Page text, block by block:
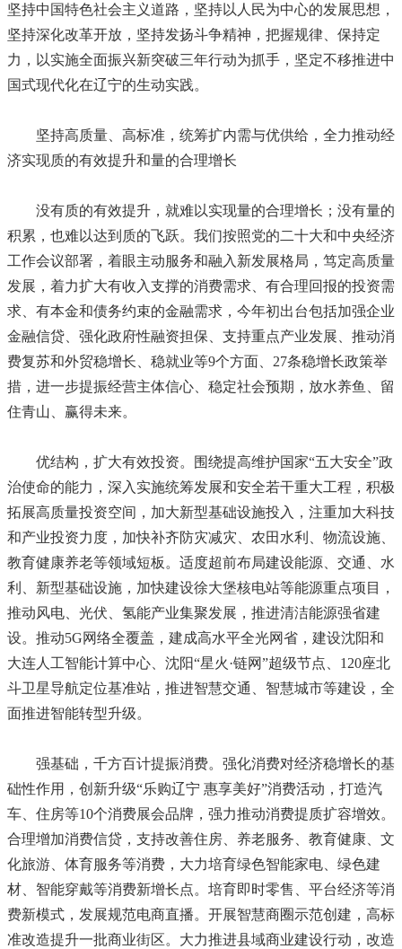
坚持中国特色社会主义道路，坚持以人民为中心的发展思想，
坚持深化改革开放，坚持发扬斗争精神，把握规律、保持定
力，以实施全面振兴新突破三年行动为抓手，坚定不移推进中
国式现代化在辽宁的生动实践。
坚持高质量、高标准，统筹扩内需与优供给，全力推动经
济实现质的有效提升和量的合理增长
没有质的有效提升，就难以实现量的合理增长；没有量的
积累，也难以达到质的飞跃。我们按照党的二十大和中央经济
工作会议部署，着眼主动服务和融入新发展格局，笃定高质量
发展，着力扩大有收入支撑的消费需求、有合理回报的投资需
求、有本金和债务约束的金融需求，今年初出台包括加强企业
金融信贷、强化政府性融资担保、支持重点产业发展、推动消
费复苏和外贸稳增长、稳就业等9个方面、27条稳增长政策举
措，进一步提振经营主体信心、稳定社会预期，放水养鱼、留
住青山、赢得未来。
优结构，扩大有效投资。围绕提高维护国家“五大安全”政
治使命的能力，深入实施统筹发展和安全若干重大工程，积极
拓展高质量投资空间，加大新型基础设施投入，注重加大科技
和产业投资力度，加快补齐防灾减灾、农田水利、物流设施、
教育健康养老等领域短板。适度超前布局建设能源、交通、水
利、新型基础设施，加快建设徐大堡核电站等能源重点项目，
推动风电、光伏、氢能产业集聚发展，推进清洁能源强省建
设。推动5G网络全覆盖，建成高水平全光网省，建设沈阳和
大连人工智能计算中心、沈阳“星火·链网”超级节点、120座北
斗卫星导航定位基准站，推进智慧交通、智慧城市等建设，全
面推进智能转型升级。
强基础，千方百计提振消费。强化消费对经济稳增长的基
础性作用，创新升级“乐购辽宁 惠享美好”消费活动，打造汽
车、住房等10个消费展会品牌，强力推动消费提质扩容增效。
合理增加消费信贷，支持改善住房、养老服务、教育健康、文
化旅游、体育服务等消费，大力培育绿色智能家电、绿色建
材、智能穿戴等消费新增长点。培育即时零售、平台经济等消
费新模式，发展规范电商直播。开展智慧商圈示范创建，高标
准改造提升一批商业街区。大力推进县域商业建设行动，改造